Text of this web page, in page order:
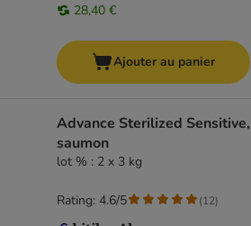
28,40 €
Ajouter au panier
Advance Sterilized Sensitive,
saumon
lot % : 2 x 3 kg
Rating: 4.6/5 (12)